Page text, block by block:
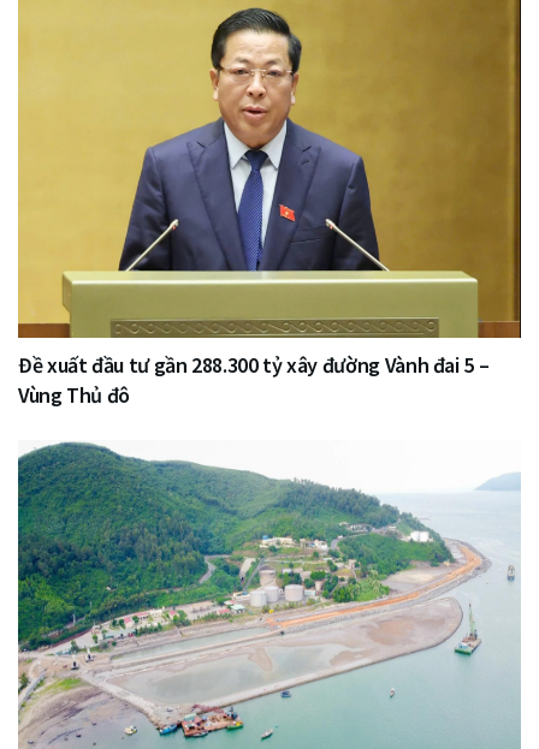
Đề xuất đầu tư gần 288.300 tỷ xây đường Vành đai 5 –
Vùng Thủ đô